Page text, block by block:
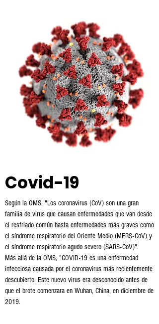
Covid-19
Según la OMS, "Los coronavirus (CoV) son una gran
familia de virus que causan enfermedades que van desde
el resfriado común hasta enfermedades más graves como
el síndrome respiratorio del Oriente Medio (MERS-CoV) y
el síndrome respiratorio agudo severo (SARS-CoV)".
Más allá de la OMS, "COVID-19 es una enfermedad
infecciosa causada por el coronavirus más recientemente
descubierto. Este nuevo virus era desconocido antes de
que el brote comenzara en Wuhan, China, en diciembre de
2019.